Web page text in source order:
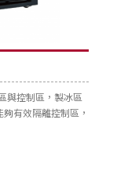
與控制區，製冰區
有效隔離控制區，